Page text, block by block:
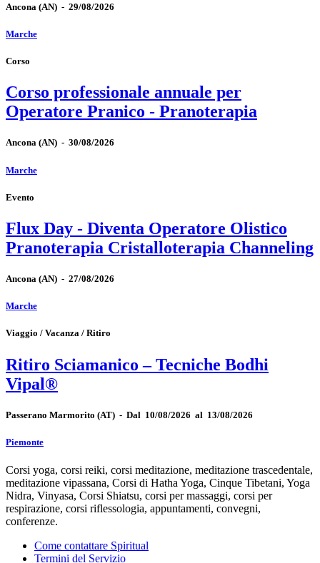
Ancona (AN) - 29/08/2026
Marche
Corso
Corso professionale annuale per
Operatore Pranico - Pranoterapia
Ancona (AN) - 30/08/2026
Marche
Evento
Flux Day - Diventa Operatore Olistico
Pranoterapia Cristalloterapia Channeling
Ancona (AN) - 27/08/2026
Marche
Viaggio / Vacanza / Ritiro
Ritiro Sciamanico – Tecniche Bodhi
Vipal®
Passerano Marmorito (AT) - Dal 10/08/2026 al 13/08/2026
Piemonte
Corsi yoga, corsi reiki, corsi meditazione, meditazione trascedentale,
meditazione vipassana, Corsi di Hatha Yoga, Cinque Tibetani, Yoga
Nidra, Vinyasa, Corsi Shiatsu, corsi per massaggi, corsi per
respirazione, corsi riflessologia, appuntamenti, convegni,
conferenze.
Come contattare Spiritual
Termini del Servizio